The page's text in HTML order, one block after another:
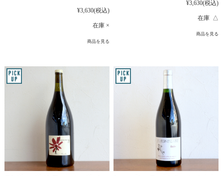
¥3,630(税込)
在庫 ×
商品を見る
¥3,630(税込)
在庫 △
商品を見る